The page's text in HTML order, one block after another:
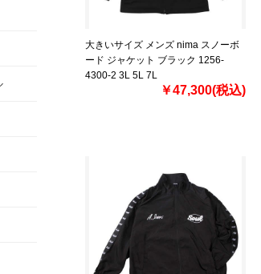
大きいサイズ メンズ nima スノーボ
ード ジャケット ブラック 1256-
4300-2 3L 5L 7L
￥47,300(税込)